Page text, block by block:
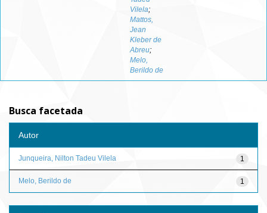
Vilela;
Mattos,
Jean
Kleber de
Abreu;
Melo,
Berildo de
Busca facetada
Autor
1
Junqueira, Nilton Tadeu Vilela
1
Melo, Berildo de